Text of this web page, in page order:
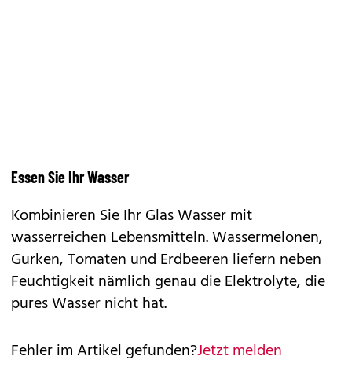
Essen Sie Ihr Wasser
Kombinieren Sie Ihr Glas Wasser mit
wasserreichen Lebensmitteln. Wassermelonen,
Gurken, Tomaten und Erdbeeren liefern neben
Feuchtigkeit nämlich genau die Elektrolyte, die
pures Wasser nicht hat.
Fehler im Artikel gefunden?Jetzt melden